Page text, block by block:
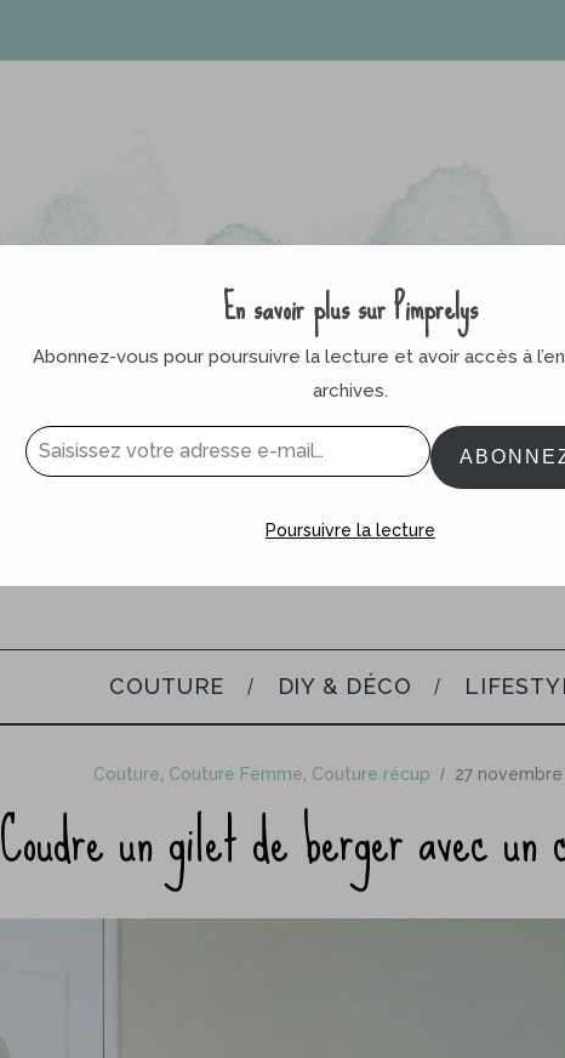
COUTURE DIY & DÉCO
Couture Couture Femme Couture récup 27 novembre
Coudre un gilet de berger avec
En savoir plus sur Pimprelys
Abonnez-vous pour poursuivre la lecture et avoir accès à
archives.
Poursuivre la lecture